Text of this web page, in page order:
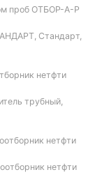
проб ОТБОР-А-Р
Стандарт,
нетфти
трубный,
нетфти
нетфти